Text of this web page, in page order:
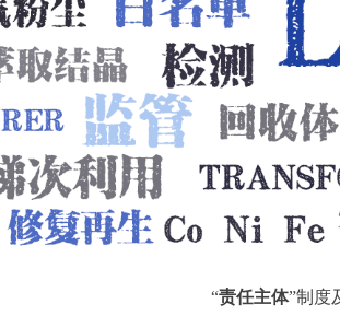
“责任主体”制度